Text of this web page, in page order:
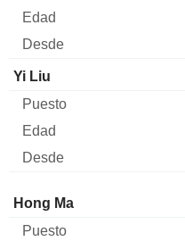
Yi Liu
Administrador
Hong Ma